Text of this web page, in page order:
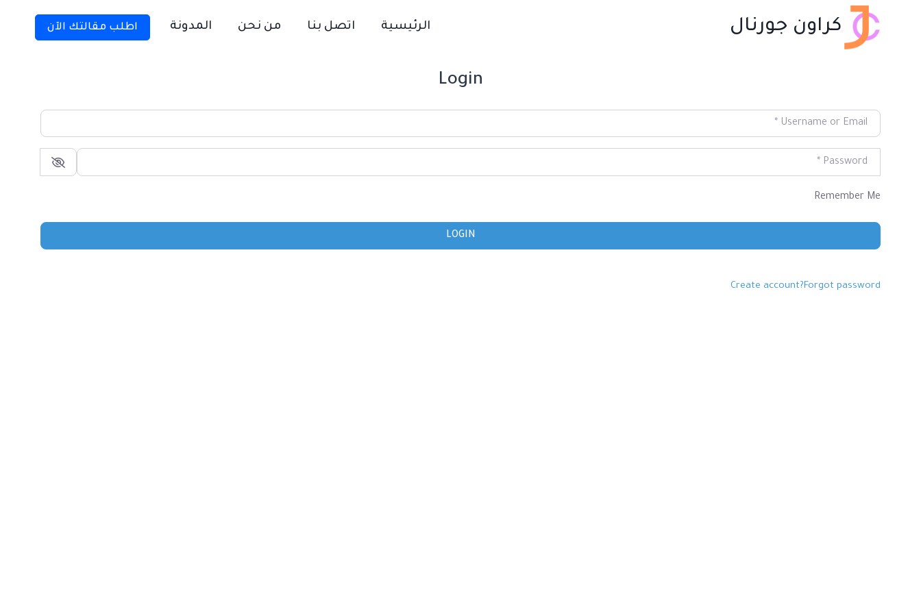
كراون جورنال الرئيسية اتصل بنا من نحن المدونة اطلب مقالتك الآن
Login
Username or Email
*
Password
*
Remember Me
LOGIN
Create account Forgot password?